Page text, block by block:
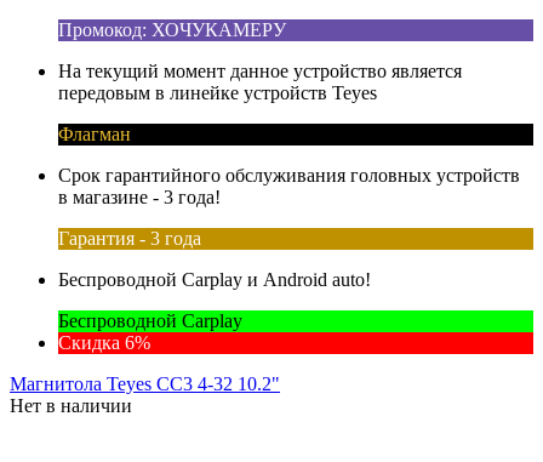
Промокод: ХОЧУКАМЕРУ
На текущий момент данное устройство является
передовым в линейке устройств Teyes
Флагман
Срок гарантийного обслуживания головных устройств
в магазине - 3 года!
Гарантия - 3 года
Беспроводной Carplay и Android auto!
Беспроводной Carplay
Скидка 6%
Магнитола Teyes CC3 4-32 10.2"
Нет в наличии